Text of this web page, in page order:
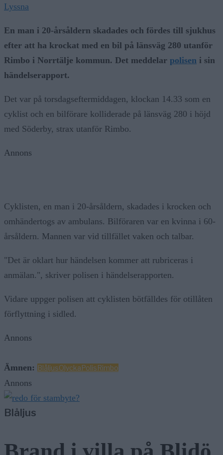
Lyssna
En man i 20-årsåldern skadades och fördes till sjukhus
efter att ha krockat med en bil på länsväg 280 utanför
Rimbo i Norrtälje kommun. Det meddelar polisen i sin
händelserapport.
Det var på torsdagseftermiddagen, klockan 14.33 som en
cyklist och en bilförare kolliderade på länsväg 280 i höjd
med Söderby, strax utanför Rimbo.
Annons
Cyklisten, en man i 20-årsåldern, skadades i krocken och
omhändertogs av ambulans. Bilföraren var en kvinna i 60-
årsåldern. Mannen var vid tillfället vaken och talbar.
"Det är oklart hur händelsen kommer att rubriceras i
anmälan.", skriver polisen i händelserapporten.
Vidare uppger polisen att cyklisten bötfälldes för otillåten
förflyttning i sidled.
Annons
Ämnen: BlåljusOlyckaPolisRimbo
Annons
Blåljus